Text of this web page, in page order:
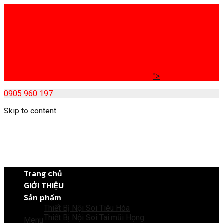
">
0905 960 197
Skip to content
Menu
Trang chủ
GIỚI THIỆU
Sản phẩm
Thiết Bị Nội Soi Tiêu Hóa
Thiết Bị Nội Soi Tai mũi Họng